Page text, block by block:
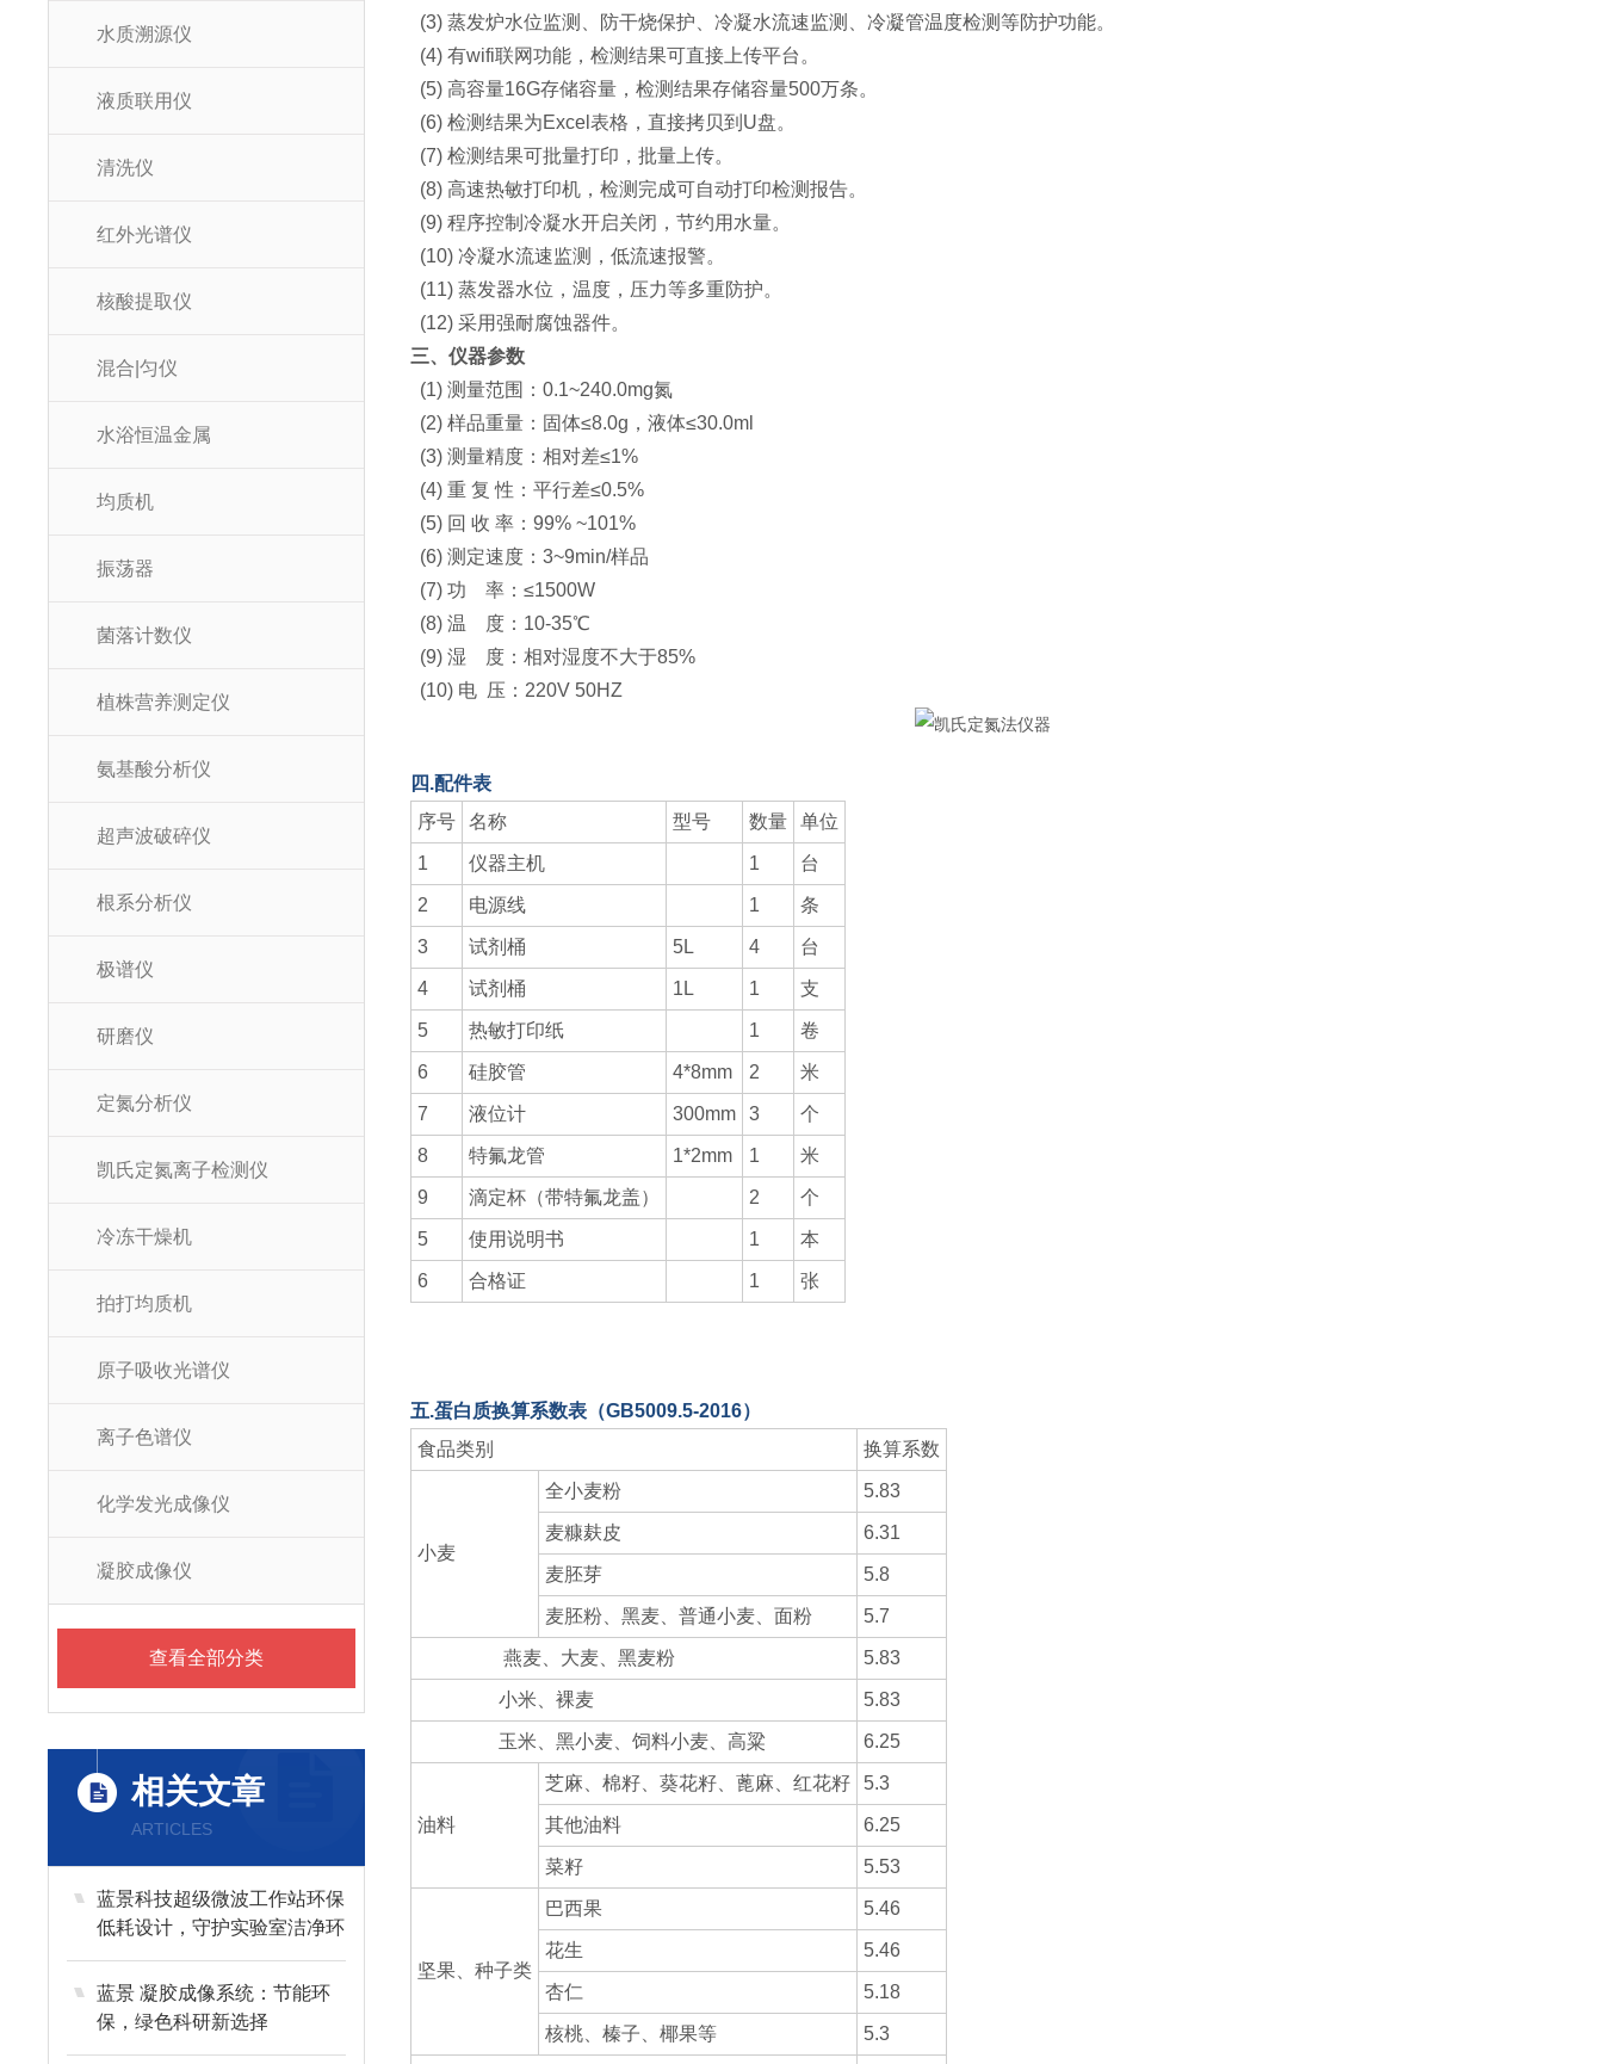
水质溯源仪
液质联用仪
清洗仪
红外光谱仪
核酸提取仪
混合|匀仪
水浴恒温金属
均质机
振荡器
菌落计数仪
植株营养测定仪
氨基酸分析仪
超声波破碎仪
根系分析仪
极谱仪
研磨仪
定氮分析仪
凯氏定氮离子检测仪
冷冻干燥机
拍打均质机
原子吸收光谱仪
离子色谱仪
化学发光成像仪
凝胶成像仪
查看全部分类
相关文章
ARTICLES
蓝景科技超级微波工作站环保
低耗设计，守护实验室洁净环
境
蓝景 凝胶成像系统：节能环
保，绿色科研新选择
(3) 蒸发炉水位监测、防干烧保护、冷凝水流速监测、冷凝管温度检测等防护功能。
(4) 有wifi联网功能，检测结果可直接上传平台。
(5) 高容量16G存储容量，检测结果存储容量500万条。
(6) 检测结果为Excel表格，直接拷贝到U盘。
(7) 检测结果可批量打印，批量上传。
(8) 高速热敏打印机，检测完成可自动打印检测报告。
(9) 程序控制冷凝水开启关闭，节约用水量。
(10) 冷凝水流速监测，低流速报警。
(11) 蒸发器水位，温度，压力等多重防护。
(12) 采用强耐腐蚀器件。
三、仪器参数
(1) 测量范围：0.1~240.0mg氮
(2) 样品重量：固体≤8.0g，液体≤30.0ml
(3) 测量精度：相对差≤1%
(4) 重 复 性：平行差≤0.5%
(5) 回 收 率：99% ~101%
(6) 测定速度：3~9min/样品
(7) 功 率：≤1500W
(8) 温 度：10-35℃
(9) 湿 度：相对湿度不大于85%
(10) 电 压：220V 50HZ
四.配件表
序号
名称 型号 数量 单位
1 仪器主机 1 台
2 电源线 1 条
3 试剂桶 5L 4 台
4 试剂桶 1L 1 支
5 热敏打印纸 1 卷
6 硅胶管 4*8mm 2 米
7 液位计 300mm 3 个
8 特氟龙管 1*2mm 1 米
9 滴定杯（带特氟龙盖） 2 个
5 使用说明书 1 本
6 合格证 1 张
五.蛋白质换算系数表（GB5009.5-2016）
食品类别
换算系数
小麦
全小麦粉 5.83
麦糠麸皮 6.31
麦胚芽 5.8
麦胚粉、黑麦、普通小麦、面粉 5.7
燕麦、大麦、黑麦粉 5.83
小米、裸麦 5.83
玉米、黑小麦、饲料小麦、高粱 6.25
油料
芝麻、棉籽、葵花籽、蓖麻、红花籽 5.3
其他油料 6.25
菜籽 5.53
坚果、种子类
巴西果 5.46
花生 5.46
杏仁 5.18
核桃、榛子、椰果等 5.3